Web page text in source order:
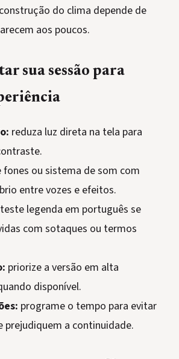
do clima depende de
aos poucos.
sua sessão para
reduza luz direta na tela para
fones ou sistema de som com
entre vozes e efeitos.
teste legenda em português se
com sotaques ou termos
priorize a versão em alta
disponível.
programe o tempo para evitar
prejudiquem a continuidade.